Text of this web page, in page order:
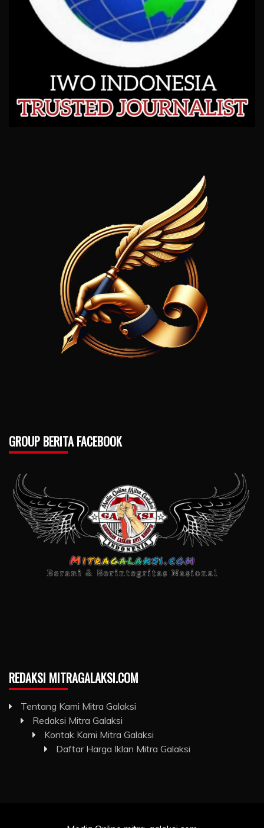
GROUP BERITA FACEBOOK
REDAKSI MITRAGALAKSI.COM
Tentang Kami Mitra Galaksi
Redaksi Mitra Galaksi
Kontak Kami Mitra Galaksi
Daftar Harga Iklan Mitra Galaksi